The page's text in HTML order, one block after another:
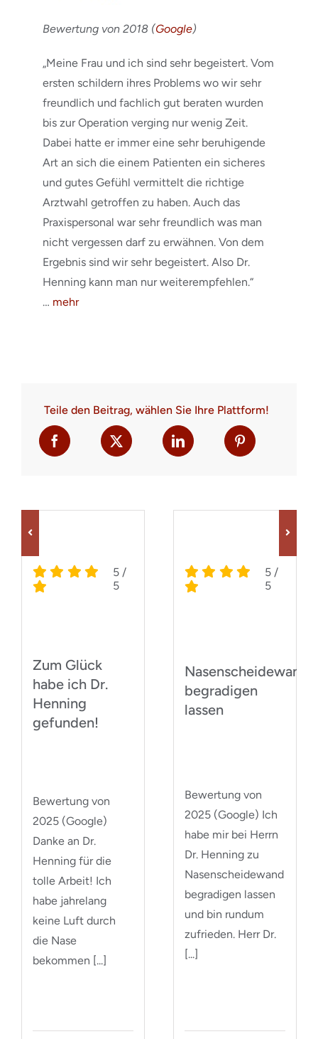
Bewertung von 2018 (Google)
„Meine Frau und ich sind sehr begeistert. Vom
ersten schildern ihres Problems wo wir sehr
freundlich und fachlich gut beraten wurden
bis zur Operation verging nur wenig Zeit.
Dabei hatte er immer eine sehr beruhigende
Art an sich die einem Patienten ein sicheres
und gutes Gefühl vermittelt die richtige
Arztwahl getroffen zu haben. Auch das
Praxispersonal war sehr freundlich was man
nicht vergessen darf zu erwähnen. Von dem
Ergebnis sind wir sehr begeistert. Also Dr.
Henning kann man nur weiterempfehlen.“
… mehr
Teile den Beitrag, wählen Sie Ihre Plattform!
5 /
5
Zum Glück
habe ich Dr.
Henning
gefunden!
Bewertung von
2025 (Google)
Danke an Dr.
Henning für die
tolle Arbeit! Ich
habe jahrelang
keine Luft durch
die Nase
bekommen [...]
5 /
5
Nasenscheidewand
begradigen
lassen
Bewertung von
2025 (Google) Ich
habe mir bei Herrn
Dr. Henning zu
Nasenscheidewand
begradigen lassen
und bin rundum
zufrieden. Herr Dr.
[...]